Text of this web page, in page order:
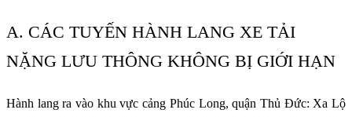
A. CÁC TUYẾN HÀNH LANG XE TẢI
NẶNG LƯU THÔNG KHÔNG BỊ GIỚI HẠN
Hành lang ra vào khu vực cảng Phúc Long, quận Thủ Đức: Xa Lộ